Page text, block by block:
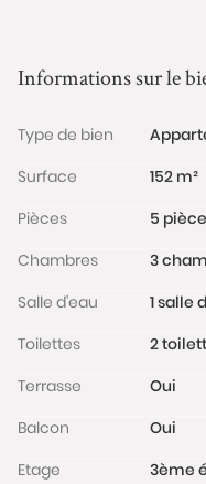
Les informations sur
Informations sur le
Type de bien
Surface
152 m²
Pièces
5
Chambres
3
Salle d'eau
1 salle
Toilettes
2
Terrasse
Oui
Balcon
Oui
Etage
3ème